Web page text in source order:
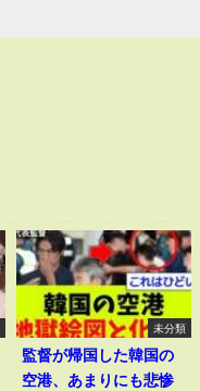
未分類
監督が帰国した韓国の
空港、あまりにも悲惨